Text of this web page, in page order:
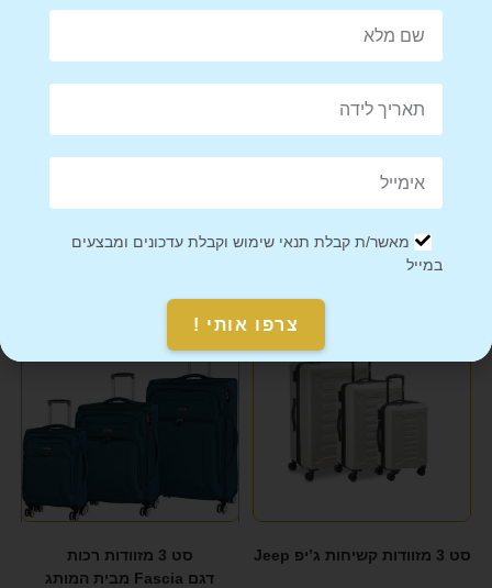
Tweet This Product
Share on Facebook
מוצרים קשורים
סט 3 מזוודות קשיחות ג’יפ Jeep
סט 3 מזוודות רכות
דגם Fascia מבית המותג
מאשר/ת קבלת תנאי שימוש וקבלת עדכונים ומבצעים
במייל
צרפו אותי !